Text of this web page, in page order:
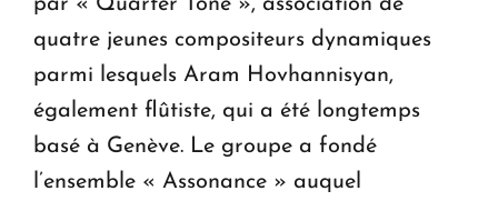
quatre jeunes compositeurs dynamiques
parmi lesquels Aram Hovhannisyan,
également flûtiste, qui a été longtemps
basé à Genève. Le groupe a fondé
l’ensemble « Assonance » auquel